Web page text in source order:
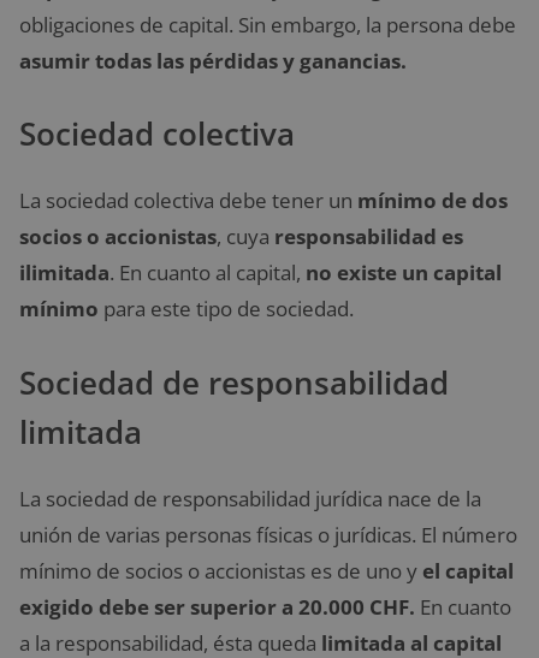
obligaciones de capital. Sin embargo, la persona debe
asumir todas las pérdidas y ganancias.
Sociedad colectiva
La sociedad colectiva debe tener un mínimo de dos
socios o accionistas, cuya responsabilidad es
ilimitada. En cuanto al capital, no existe un capital
mínimo para este tipo de sociedad.
Sociedad de responsabilidad
limitada
La sociedad de responsabilidad jurídica nace de la
unión de varias personas físicas o jurídicas. El número
mínimo de socios o accionistas es de uno y el capital
exigido debe ser superior a 20.000 CHF. En cuanto
a la responsabilidad, ésta queda limitada al capital